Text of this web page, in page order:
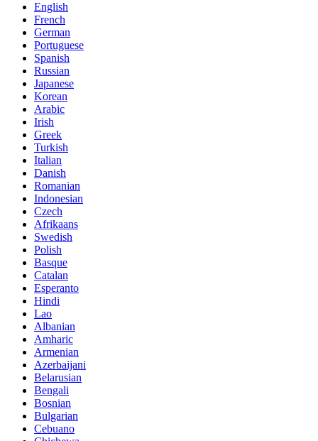
English
French
German
Portuguese
Spanish
Russian
Japanese
Korean
Arabic
Irish
Greek
Turkish
Italian
Danish
Romanian
Indonesian
Czech
Afrikaans
Swedish
Polish
Basque
Catalan
Esperanto
Hindi
Lao
Albanian
Amharic
Armenian
Azerbaijani
Belarusian
Bengali
Bosnian
Bulgarian
Cebuano